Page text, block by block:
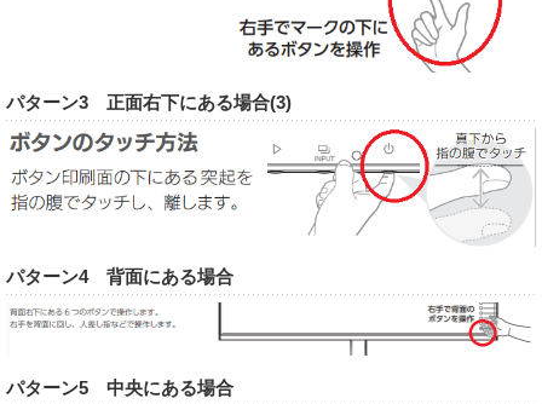
パターン3 正面右下にある場合(3)
パターン4 背面にある場合
パターン5 中央にある場合